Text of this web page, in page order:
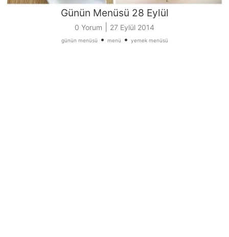
Günün Menüsü 28 Eylül
0 Yorum 27 Eylül 2014
günün menüsü • menü • yemek menüsü